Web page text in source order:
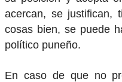
acercan, se justifican,
cosas bien, se puede
político puneño.
En caso de que no